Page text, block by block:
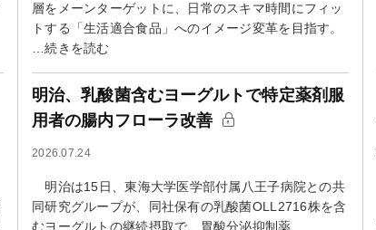
層をメーンターゲットに、日常のスキマ時間にフィッ
トする「生活適合食品」へのイメージ変革を目指す。
…続きを読む
明治、乳酸菌含むヨーグルトで特定薬剤服
用者の腸内フローラ改善
2026.07.24
明治は15日、東海大学医学部付属八王子病院との共
同研究グループが、同社保有の乳酸菌OLL2716株を含
むヨーグルトの継続摂取で、胃酸分泌抑制薬